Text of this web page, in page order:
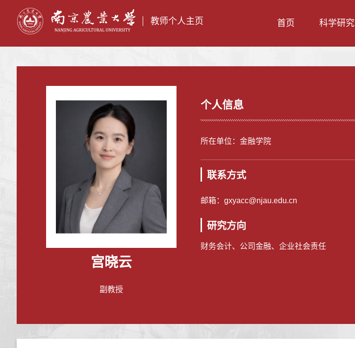
教师个人主页 首页 科学研究
宫晓云
副教授
个人信息
所在单位：金融学院
联系方式
邮箱： gxyacc@njau.edu.cn
研究方向
财务会计、公司金融、企业社会责任